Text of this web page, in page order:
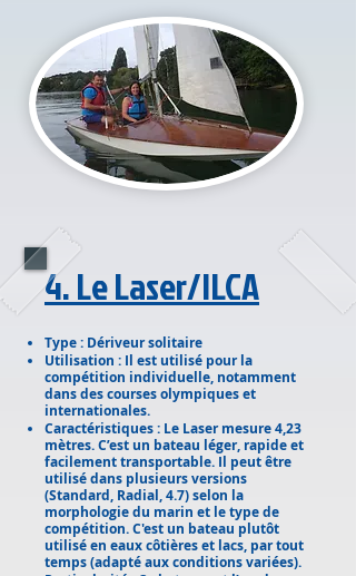
4. Le Laser/ILCA
Type : Dériveur solitaire
Utilisation : Il est utilisé pour la
compétition individuelle, notamment
dans des courses olympiques et
internationales.
Caractéristiques : Le Laser mesure 4,23
mètres. C’est un bateau léger, rapide et
facilement transportable. Il peut être
utilisé dans plusieurs versions
(Standard, Radial, 4.7) selon la
morphologie du marin et le type de
compétition. C'est un bateau plutôt
utilisé en eaux côtières et lacs, par tout
temps (adapté aux conditions variées).